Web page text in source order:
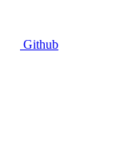
Github